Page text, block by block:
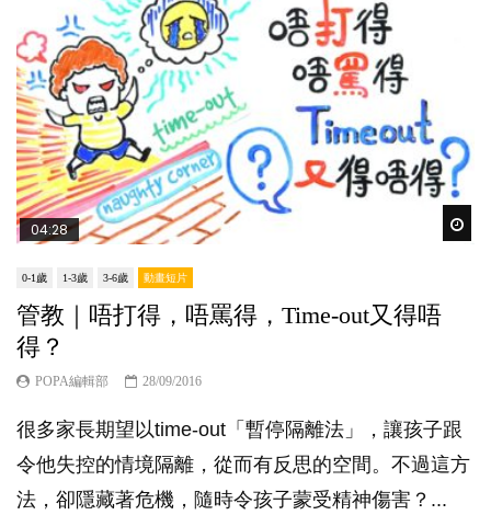
04:28
0-1歲 1-3歲 3-6歲 動畫短片
管教｜唔打得，唔罵得，Time-out又得唔
得？
POPA編輯部 28/09/2016
很多家長期望以time-out「暫停隔離法」，讓孩子跟
令他失控的情境隔離，從而有反思的空間。不過這方
法，卻隱藏著危機，隨時令孩子蒙受精神傷害？...